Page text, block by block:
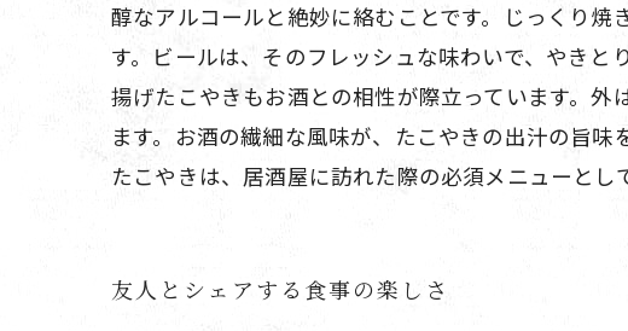
醇なアルコールと絶妙に絡むことです。じっくり
す。ビールは、そのフレッシュな味わいで、やきと
揚げたこやきもお酒との相性が際立っています。
ます。お酒の繊細な風味が、たこやきの出汁の旨
たこやきは、居酒屋に訪れた際の必須メニューとし
友人とシェアする食事の楽しさ